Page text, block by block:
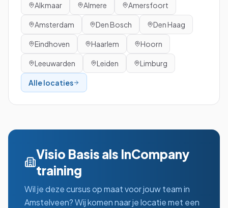
Alkmaar Almere Amersfoort
Amsterdam Den Bosch Den Haag
Eindhoven Haarlem Hoorn
Leeuwarden Leiden Limburg
Alle locaties
Visio Basis als InCompany
training
Wil je deze cursus op maat voor jouw team in
Amstelveen? Wij komen naar je locatie met een